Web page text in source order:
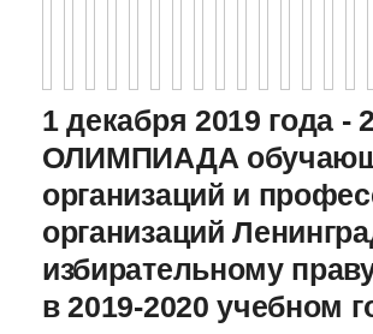
1 декабря 2019 года
ОЛИМПИАДА
организаций и
организаций
избирательному
в 2019-2020 учебном